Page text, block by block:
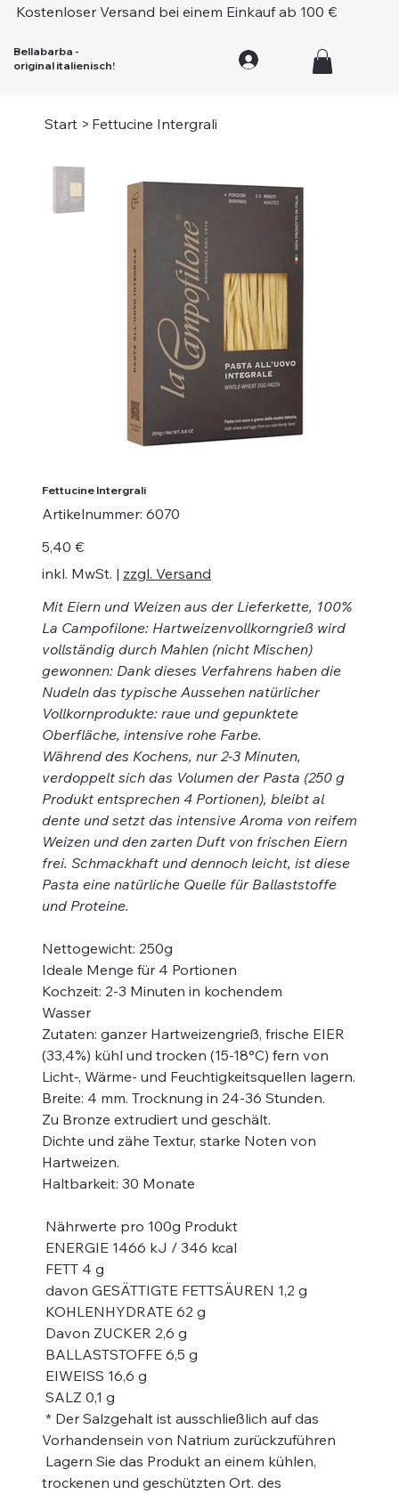
Kostenloser Versand bei einem Einkauf ab 100 €
Bellabarba -
original italienisch!
Start > Fettucine Intergrali
Fettucine Intergrali
Artikelnummer:
Artikelnummer:
6070
6070
Preis
5,40 €
inkl. MwSt. | zzgl. Versand
Mit Eiern und Weizen aus der Lieferkette, 100%
La Campofilone: Hartweizenvollkorngrieß wird
vollständig durch Mahlen (nicht Mischen)
gewonnen: Dank dieses Verfahrens haben die
Nudeln das typische Aussehen natürlicher
Vollkornprodukte: raue und gepunktete
Oberfläche, intensive rohe Farbe.
Während des Kochens, nur 2-3 Minuten,
verdoppelt sich das Volumen der Pasta (250 g
Produkt entsprechen 4 Portionen), bleibt al
dente und setzt das intensive Aroma von reifem
Weizen und den zarten Duft von frischen Eiern
frei. Schmackhaft und dennoch leicht, ist diese
Pasta eine natürliche Quelle für Ballaststoffe
und Proteine.
Nettogewicht: 250g
Ideale Menge für 4 Portionen
Kochzeit: 2-3 Minuten in kochendem
Wasser
Zutaten: ganzer Hartweizengrieß, frische EIER
(33,4%) kühl und trocken (15-18°C) fern von
Licht-, Wärme- und Feuchtigkeitsquellen lagern.
Breite: 4 mm. Trocknung in 24-36 Stunden.
Zu Bronze extrudiert und geschält.
Dichte und zähe Textur, starke Noten von
Hartweizen.
Haltbarkeit: 30 Monate
Nährwerte pro 100g Produkt
ENERGIE 1466 kJ / 346 kcal
FETT 4 g
davon GESÄTTIGTE FETTSÄUREN 1,2 g
KOHLENHYDRATE 62 g
Davon ZUCKER 2,6 g
BALLASTSTOFFE 6,5 g
EIWEISS 16,6 g
SALZ 0,1 g
* Der Salzgehalt ist ausschließlich auf das
Vorhandensein von Natrium zurückzuführen
Lagern Sie das Produkt an einem kühlen,
trockenen und geschützten Ort. des